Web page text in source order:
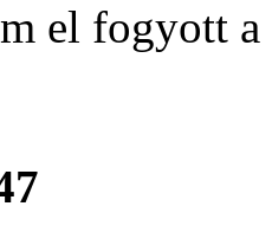
el fogyott a